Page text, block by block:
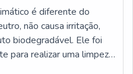
é diferente do
não causa irritação,
biodegradável. Ele foi
para realizar uma limpeza